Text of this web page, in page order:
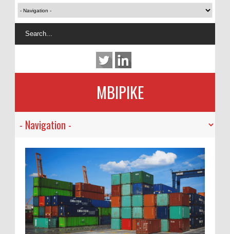
MBIPIKE